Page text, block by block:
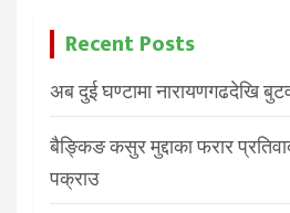
Recent Posts
अब दुई घण्टामा नारायणगढदेखि
बैङ्किङ कसुर मुद्दाका फरार
पक्राउ